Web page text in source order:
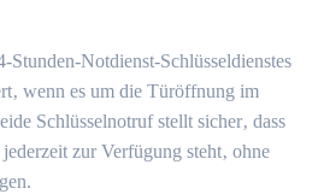
Stunden-Notdienst-Schlüsseldienstes
wenn es um die Türöffnung im
Schlüsselnotruf stellt sicher‚ dass
zur Verfügung steht‚ ohne